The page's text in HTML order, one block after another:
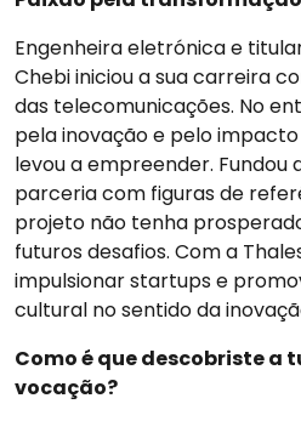
Engenheira eletrónica e
Chebi iniciou a sua carreira
das telecomunicações. No
pela inovação e pelo
levou a empreender. Fundou
parceria com figuras de
projeto não tenha
futuros desafios. Com a
impulsionar startups e
cultural no sentido da
Como é que descobriste a
vocação?